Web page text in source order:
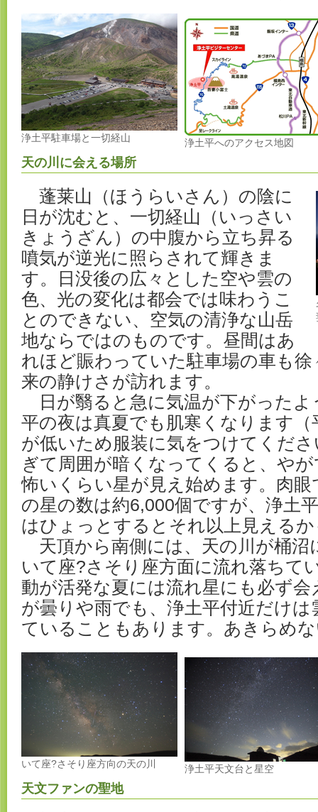
浄土平駐車場と一切経山 浄土平へのアクセス地図
天の川に会える場所
蓬莱山（ほうらいさん）の陰に
日が沈むと、一切経山（いっさい
きょうざん）の中腹から立ち昇る
噴気が逆光に照らされて輝きま
す。日没後の広々とした空や雲の
色、光の変化は都会では味わうこ
とのできない、空気の清浄な山岳
地ならではのものです。昼間はあ
れほど賑わっていた駐車場の車も
来の静けさが訪れます。
日が翳ると急に気温が下がったよ
平の夜は真夏でも肌寒くなります
が低いため服装に気をつけてくだ
ぎて周囲が暗くなってくると、や
怖いくらい星が見え始めます。肉眼
の星の数は約6,000個ですが、浄土
はひょっとするとそれ以上見える
天頂から南側には、天の川が桶沼
いて座?さそり座方面に流れ落ちて
動が活発な夏には流れ星にも必ず
が曇りや雨でも、浄土平付近だけ
ていることもあります。あきらめ
いて座?さそり座方向の天の川 浄土平天文台と星空
天文ファンの聖地